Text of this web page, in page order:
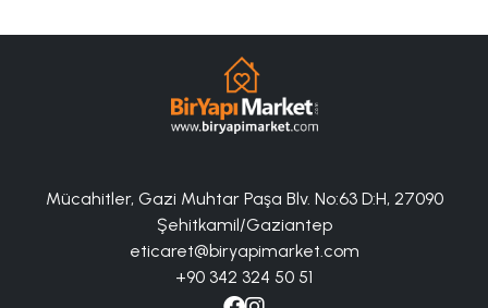
Mücahitler, Gazi Muhtar Paşa Blv. No:63 D:H, 27090
Şehitkamil/Gaziantep
eticaret@biryapimarket.com
+90 342 324 50 51